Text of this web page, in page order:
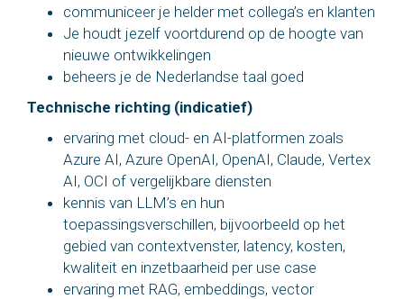
communiceer je helder met collega’s en klanten
Je houdt jezelf voortdurend op de hoogte van
nieuwe ontwikkelingen
beheers je de Nederlandse taal goed
Technische richting (indicatief)
ervaring met cloud- en AI-platformen zoals
Azure AI, Azure OpenAI, OpenAI, Claude, Vertex
AI, OCI of vergelijkbare diensten
kennis van LLM’s en hun
toepassingsverschillen, bijvoorbeeld op het
gebied van contextvenster, latency, kosten,
kwaliteit en inzetbaarheid per use case
ervaring met RAG, embeddings, vector